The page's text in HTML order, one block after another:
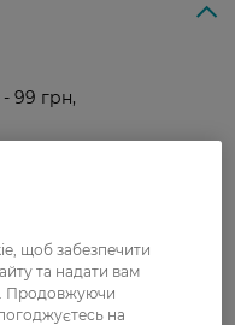
99 грн,
безкоштовна
Watsons
щоб забезпечити
та надати вам
Продовжуючи
на